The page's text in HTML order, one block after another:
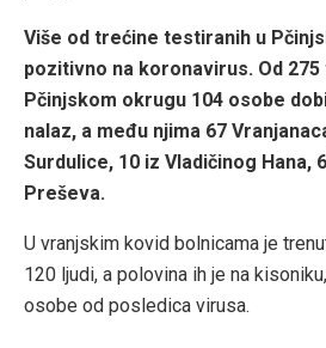
Više od trećine testiranih u
pozitivno na koronavirus. Od
Pčinjskom okrugu 104 osobe
nalaz, a među njima 67
Surdulice, 10 iz Vladičinog Hana,
Preševa.
U vranjskim kovid bolnicama je
120 ljudi, a polovina ih je na
osobe od posledica virusa.